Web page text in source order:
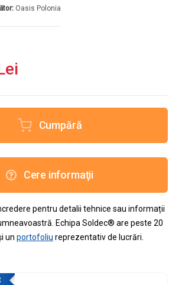
Oasis Polonia
Cumpără
Cere informaţii
pentru detalii tehnice sau informații
Echipa Soldec® are peste 20
un portofoliu reprezentativ de lucrări.